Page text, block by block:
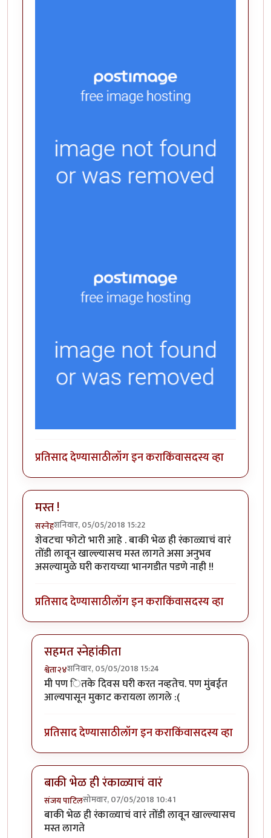
प्रतिसाद देण्यासाठीलॉग इन कराकिंवासदस्य व्हा
मस्त !
सस्नेहशनिवार, 05/05/2018 15:22
शेवटचा फोटो भारी आहे . बाकी भेळ ही रंकाळ्याचं वारं
तोंडी लावून खाल्ल्यासच मस्त लागते असा अनुभव
असल्यामुळे घरी करायच्या भानगडीत पडणे नाही !!
प्रतिसाद देण्यासाठीलॉग इन कराकिंवासदस्य व्हा
सहमत स्नेहांकीता
श्वेता२४शनिवार, 05/05/2018 15:24
In reply toमस्त !byसस्नेह
मी पण ितके दिवस घरी करत नव्हतेच. पण मुंबईत
आल्यपासून मुकाट करायला लागले :(
प्रतिसाद देण्यासाठीलॉग इन कराकिंवासदस्य व्हा
बाकी भेळ ही रंकाळ्याचं वारं
संजय पाटिलसोमवार, 07/05/2018 10:41
In reply toमस्त !byसस्नेह
बाकी भेळ ही रंकाळ्याचं वारं तोंडी लावून खाल्ल्यासच
मस्त लागते